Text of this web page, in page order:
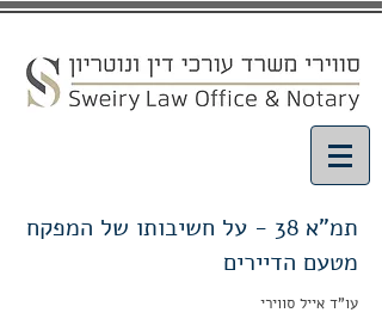
תמ"א 38 - על חשיבותו של המפקח
מטעם הדיירים
עו"ד אייל סווירי